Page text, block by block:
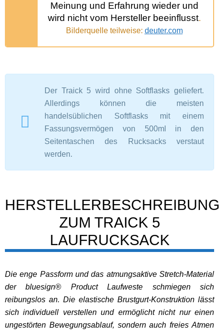
Meinung und Erfahrung wieder und
wird nicht vom Hersteller beeinflusst.
Bilderquelle teilweise: deuter.com
Der Traick 5 wird ohne Softflasks geliefert.
Allerdings können die meisten
handelsüblichen Softflasks mit einem
Fassungsvermögen von 500ml in den
Seitentaschen des Rucksacks verstaut
werden.
HERSTELLERBESCHREIBUNG
ZUM TRAICK 5
LAUFRUCKSACK
Die enge Passform und das atmungsaktive Stretch-Material
der bluesign® Product Laufweste schmiegen sich
reibungslos an. Die elastische Brustgurt-Konstruktion lässt
sich individuell verstellen und ermöglicht nicht nur einen
ungestörten Bewegungsablauf, sondern auch freies Atmen